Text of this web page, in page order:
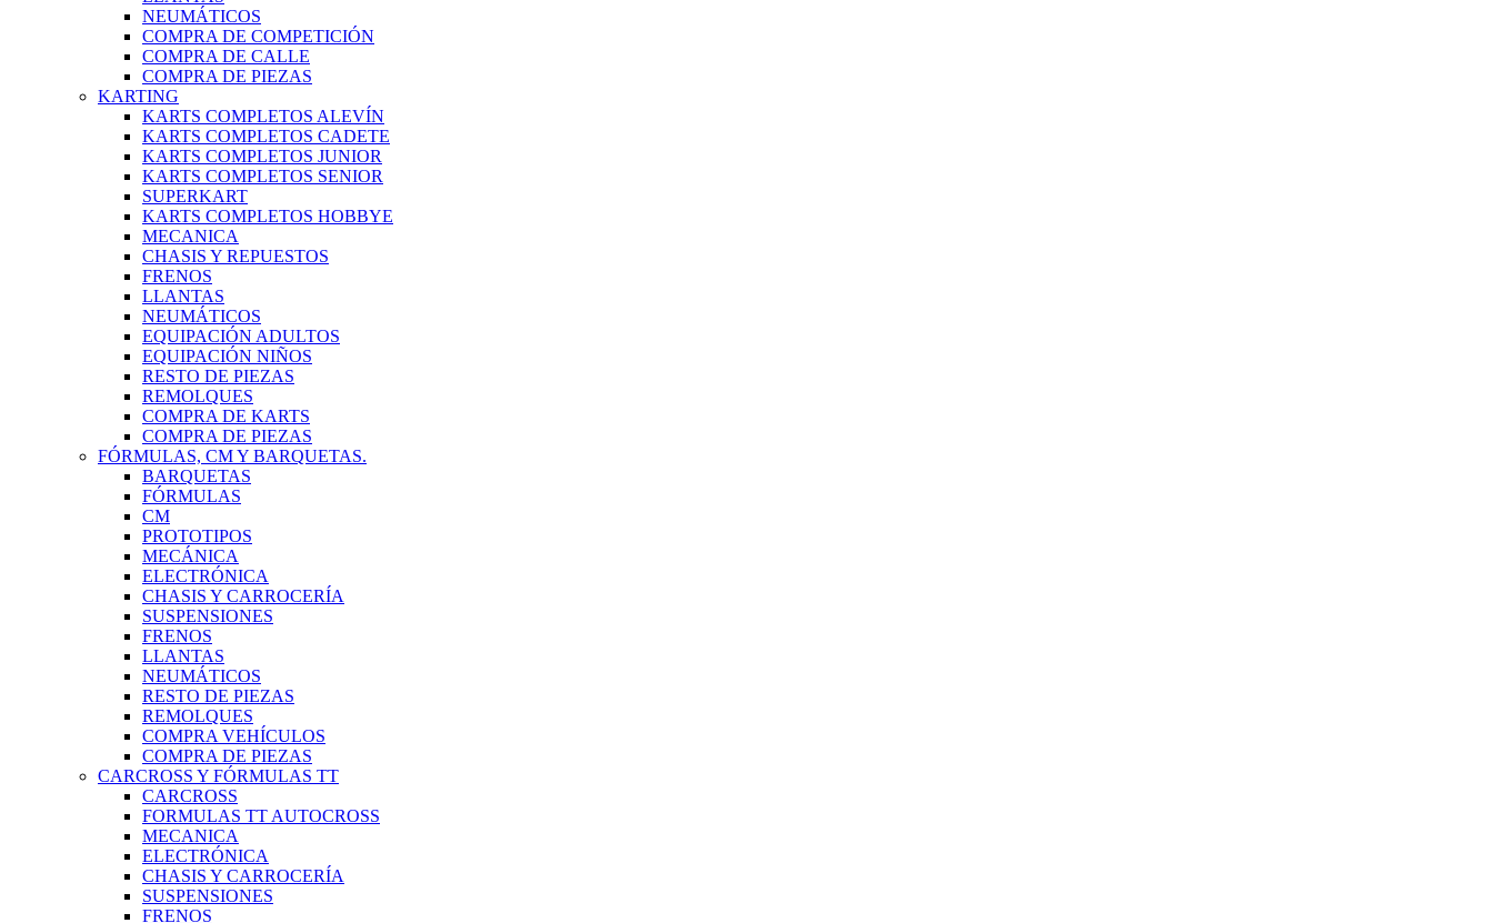
NEUMÁTICOS
COMPRA DE COMPETICIÓN
COMPRA DE CALLE
COMPRA DE PIEZAS
KARTING
KARTS COMPLETOS ALEVÍN
KARTS COMPLETOS CADETE
KARTS COMPLETOS JUNIOR
KARTS COMPLETOS SENIOR
SUPERKART
KARTS COMPLETOS HOBBYE
MECANICA
CHASIS Y REPUESTOS
FRENOS
LLANTAS
NEUMÁTICOS
EQUIPACIÓN ADULTOS
EQUIPACIÓN NIÑOS
RESTO DE PIEZAS
REMOLQUES
COMPRA DE KARTS
COMPRA DE PIEZAS
FÓRMULAS, CM Y BARQUETAS.
BARQUETAS
FÓRMULAS
CM
PROTOTIPOS
MECÁNICA
ELECTRÓNICA
CHASIS Y CARROCERÍA
SUSPENSIONES
FRENOS
LLANTAS
NEUMÁTICOS
RESTO DE PIEZAS
REMOLQUES
COMPRA VEHÍCULOS
COMPRA DE PIEZAS
CARCROSS Y FÓRMULAS TT
CARCROSS
FORMULAS TT AUTOCROSS
MECANICA
ELECTRÓNICA
CHASIS Y CARROCERÍA
SUSPENSIONES
FRENOS